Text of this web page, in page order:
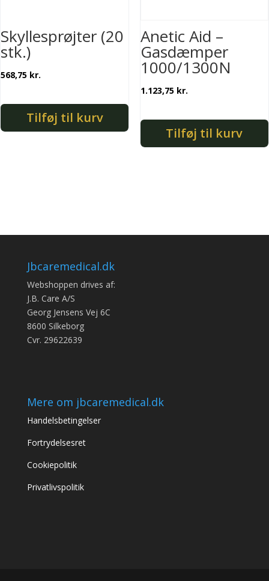
Skyllesprøjter (20
stk.)
568,75 kr.
Tilføj til kurv
Anetic Aid –
Gasdæmper
1000/1300N
1.123,75 kr.
Tilføj til kurv
Jbcaremedical.dk
Webshoppen drives af:
J.B. Care A/S
Georg Jensens Vej 6C
8600 Silkeborg
Cvr. 29622639
Mere om jbcaremedical.dk
Handelsbetingelser
Fortrydelsesret
Cookiepolitik
Privatlivspolitik